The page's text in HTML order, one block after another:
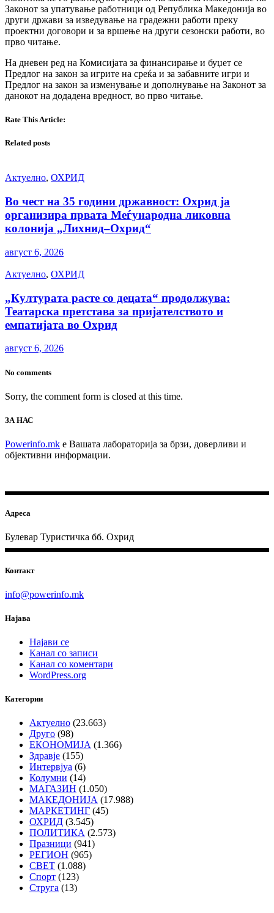
Законот за упатување работници од Република Македонија во
други држави за изведување на градежни работи преку
проектни договори и за вршење на други сезонски работи, во
прво читање.
На дневен ред на Комисијата за финансирање и буџет се
Предлог на закон за игрите на среќа и за забавните игри и
Предлог на закон за изменување и дополнување на Законот за
данокот на додадена вредност, во прво читање.
Rate This Article:
Related posts
Актуелно, ОХРИД
Во чест на 35 години државност: Охрид ја
организира првата Меѓународна ликовна
колонија „Лихнид–Охрид“
август 6, 2026
Актуелно, ОХРИД
„Културата расте со децата“ продолжува:
Театарска претстава за пријателството и
емпатијата во Охрид
август 6, 2026
No comments
Sorry, the comment form is closed at this time.
ЗА НАС
Powerinfo.mk e Вашата лабораторија за брзи, доверливи и
објективни информации.
Адреса
Булевар Туристичка бб. Охрид
Контакт
info@powerinfo.mk
Најава
Најави се
Канал со записи
Канал со коментари
WordPress.org
Категории
Актуелно (23.663)
Друго (98)
ЕКОНОМИЈА (1.366)
Здравје (155)
Интервјуа (6)
Колумни (14)
МАГАЗИН (1.050)
МАКЕДОНИЈА (17.988)
МАРКЕТИНГ (45)
ОХРИД (3.545)
ПОЛИТИКА (2.573)
Празници (941)
РЕГИОН (965)
СВЕТ (1.088)
Спорт (123)
Струга (13)